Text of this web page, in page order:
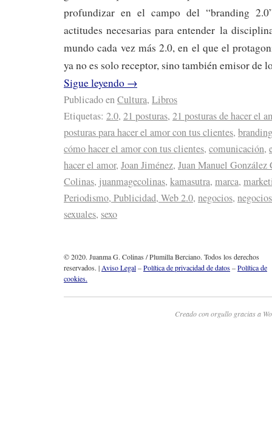
profundizar en el campo del “branding
actitudes necesarias para entender la
mundo cada vez más 2.0, en el que el
ya no es solo receptor, sino también emisor de
Sigue leyendo →
Publicado enCultura, Libros
Etiquetas: 2.0, 21 posturas, 21 posturas de hacer el
posturas para hacer el amor con tus clientes, branding
cómo hacer el amor con tus clientes, comunicación,
hacer el amor, Joan Jiménez, Juan Manuel González
Colinas, juanmagecolinas, kamasutra, marca,
Periodismo, Publicidad, Web 2.0, negocios,
sexuales, sexo
© 2020. Juanma G. Colinas / Plumilla Berciano. Todos los derechos
reservados. | Aviso Legal–Política de privacidad de datos–Política de
cookies.
Creado con orgullo gracias a